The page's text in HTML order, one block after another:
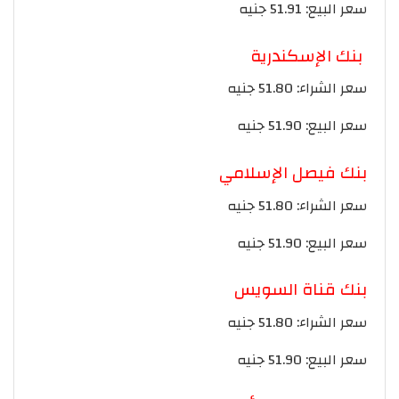
سعر البيع: 51.91 جنيه
بنك الإسكندرية
سعر الشراء: 51.80 جنيه
سعر البيع: 51.90 جنيه
بنك فيصل الإسلامي
سعر الشراء: 51.80 جنيه
سعر البيع: 51.90 جنيه
بنك قناة السويس
سعر الشراء: 51.80 جنيه
سعر البيع: 51.90 جنيه